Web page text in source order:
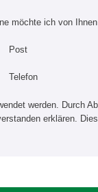
möchte ich von
Post
Telefon
werden. Durch
erklären.